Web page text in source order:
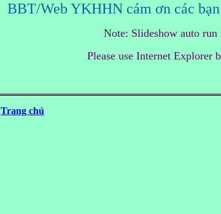
BBT/Web YKHHN cám ơn các
Note: Slideshow auto
Please use Internet Explorer
Trang chủ